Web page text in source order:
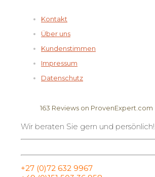
Kontakt
Über uns
Kundenstimmen
Impressum
Datenschutz
Elela Africa
163 Reviews on ProvenExpert.com
Wir beraten Sie gern und persönlich!
+27 (0)72 632 9967